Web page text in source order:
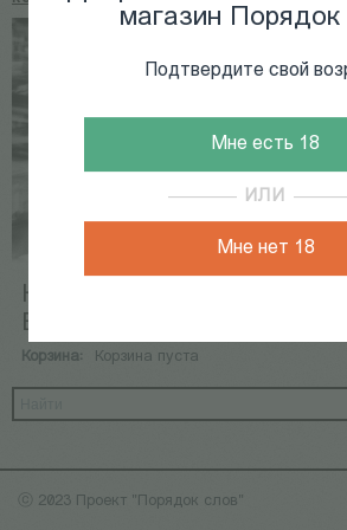
магазин
Подтвердите свой
Мне есть 18
ИЛИ
Мне нет 18
КНИГИ
ВИДЕОАРХИВ
Корзина: Корзина пуста
ⓒ 2023 Проект "Порядок слов"